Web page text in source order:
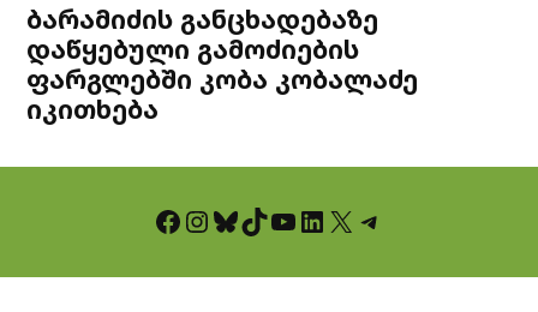
ბარამიძის განცხადებაზე
დაწყებული გამოძიების
ფარგლებში კობა კობალაძე
იკითხება
Facebook InstagramBluesky TikTok YouTube LinkedIn X Telegram